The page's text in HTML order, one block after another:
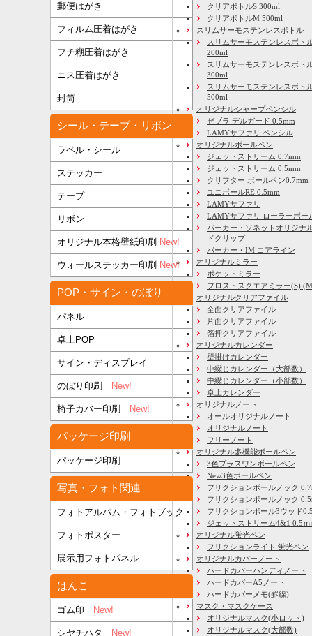
郵便はがき
フィルム圧着はがき
フチ糊圧着はがき
ニス圧着はがき
封筒
シール・テープ・リボン
ラベル・シール
ステッカー
テープ
リボン
オリジナル本格壁紙印刷 New!
ウォールステッカー印刷 New!
POP・サイン・のぼり
パネル
卓上POP
サイン・ディスプレイ
のぼり印刷 New!
椅子カバー印刷 New!
パッケージ印刷
パッケージ印刷
写真・フォト関連
フォトアルバム・フォトブック
フォトポスター
展示用フォトパネル
はんこ
ゴム印 New!
シヤチハタ New!
クリアボトルS 300ml
クリアボトルM 500ml
スリムサーモステンレスボトル
スリムサーモステンレスボト
200ml
スリムサーモステンレスボト
300ml
スリムサーモステンレスボト
500ml
オリジナルシャープペンシル
ゼブラ デルガード 0.5mm
LAMYサファリ ペンシル
オリジナルボールペン
ジェットストリーム 0.7mm
ジェットストリーム 0.5mm
クリフター ボールペン0.7mm
ユニボールRE 0.5mm
LAMYサファリ
LAMYサファリ ローラーボー
パーカー・ソネットオリジナ
ドクリップ
パーカー・IM コアライン
オリジナルミラー
ポケットミラー
フロストスクエアミラー(S)
オリジナルクリアファイル
全面クリアファイル
片面クリアファイル
箔押クリアファイル
オリジナルカレンダー
壁掛けカレンダー
中綴じカレンダー（大部数）
中綴じカレンダー（小部数）
卓上カレンダー
オリジナルノート
オールオリジナルノート
オリジナルノート
フリーノート
オリジナル多機能ボールペン
3色プラスワンボールペン
New3色ボールペン
フリクションボールノック
フリクションボールノック
フリクションボール3ウッド
ジェットストリーム4&1 0.5ｍ
オリジナル蛍光ペン
フリクションライト 蛍光ペン
オリジナルカバーノート
ハードカバーハンディノート
ハードカバーA5ノート
ハードカバーメモ(罫線)
マスク・マスクケース
オリジナルマスク(小ロット)
オリジナルマスク(大部数)